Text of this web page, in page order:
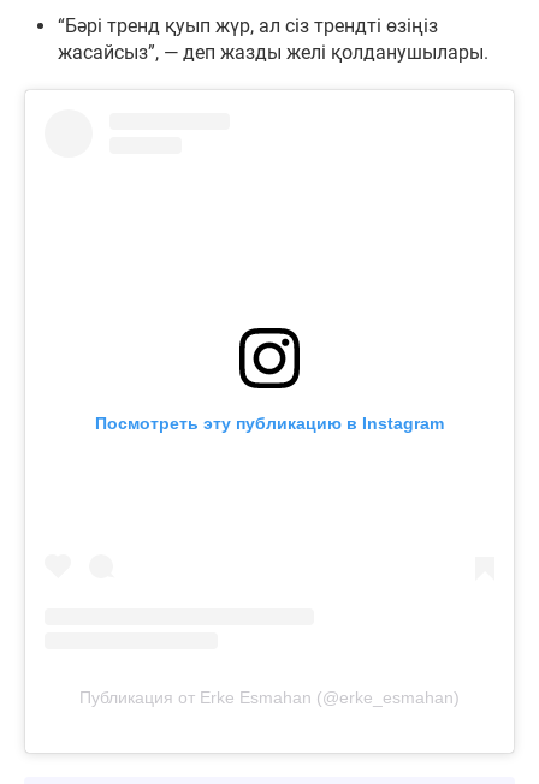
“Бәрі тренд қуып жүр, ал сіз трендті өзіңіз
жасайсыз”, — деп жазды желі қолданушылары.
Посмотреть эту публикацию в Instagram
Публикация от Erke Esmahan (@erke_esmahan)